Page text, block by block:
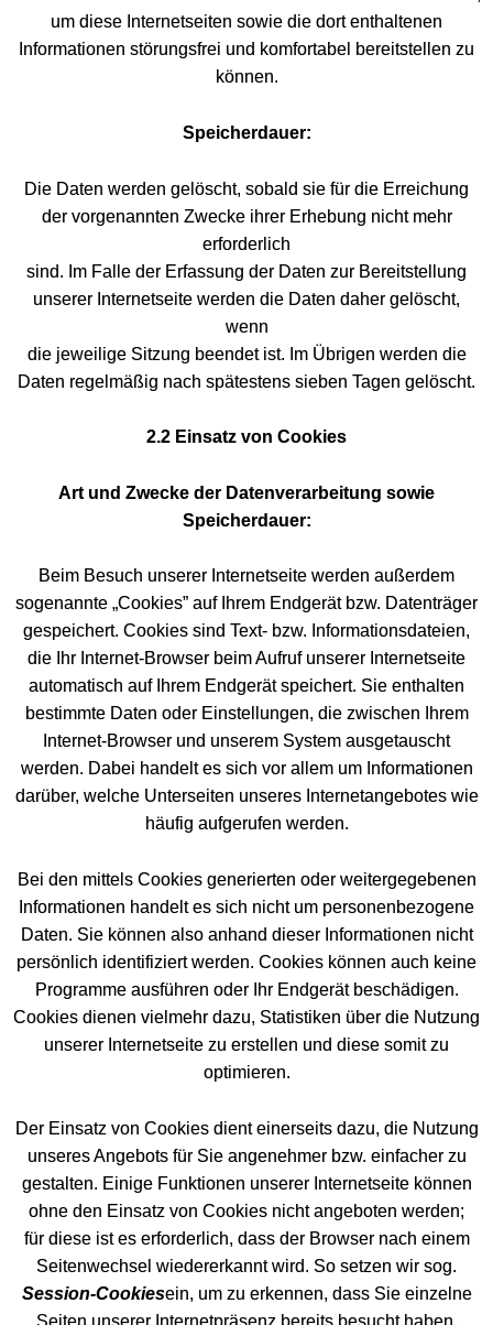
um diese Internetseiten sowie die dort enthaltenen
Informationen störungsfrei und komfortabel bereitstellen zu
können.
Speicherdauer:
Die Daten werden gelöscht, sobald sie für die Erreichung
der vorgenannten Zwecke ihrer Erhebung nicht mehr
erforderlich
sind. Im Falle der Erfassung der Daten zur Bereitstellung
unserer Internetseite werden die Daten daher gelöscht,
wenn
die jeweilige Sitzung beendet ist. Im Übrigen werden die
Daten regelmäßig nach spätestens sieben Tagen gelöscht.
2.2 Einsatz von Cookies
Art und Zwecke der Datenverarbeitung sowie
Speicherdauer:
Beim Besuch unserer Internetseite werden außerdem
sogenannte „Cookies” auf Ihrem Endgerät bzw. Datenträger
gespeichert. Cookies sind Text- bzw. Informationsdateien,
die Ihr Internet-Browser beim Aufruf unserer Internetseite
automatisch auf Ihrem Endgerät speichert. Sie enthalten
bestimmte Daten oder Einstellungen, die zwischen Ihrem
Internet-Browser und unserem System ausgetauscht
werden. Dabei handelt es sich vor allem um Informationen
darüber, welche Unterseiten unseres Internetangebotes wie
häufig aufgerufen werden.
Bei den mittels Cookies generierten oder weitergegebenen
Informationen handelt es sich nicht um personenbezogene
Daten. Sie können also anhand dieser Informationen nicht
persönlich identifiziert werden. Cookies können auch keine
Programme ausführen oder Ihr Endgerät beschädigen.
Cookies dienen vielmehr dazu, Statistiken über die Nutzung
unserer Internetseite zu erstellen und diese somit zu
optimieren.
Der Einsatz von Cookies dient einerseits dazu, die Nutzung
unseres Angebots für Sie angenehmer bzw. einfacher zu
gestalten. Einige Funktionen unserer Internetseite können
ohne den Einsatz von Cookies nicht angeboten werden;
für diese ist es erforderlich, dass der Browser nach einem
Seitenwechsel wiedererkannt wird. So setzen wir sog.
Session-Cookiesein, um zu erkennen, dass Sie einzelne
Seiten unserer Internetpräsenz bereits besucht haben.